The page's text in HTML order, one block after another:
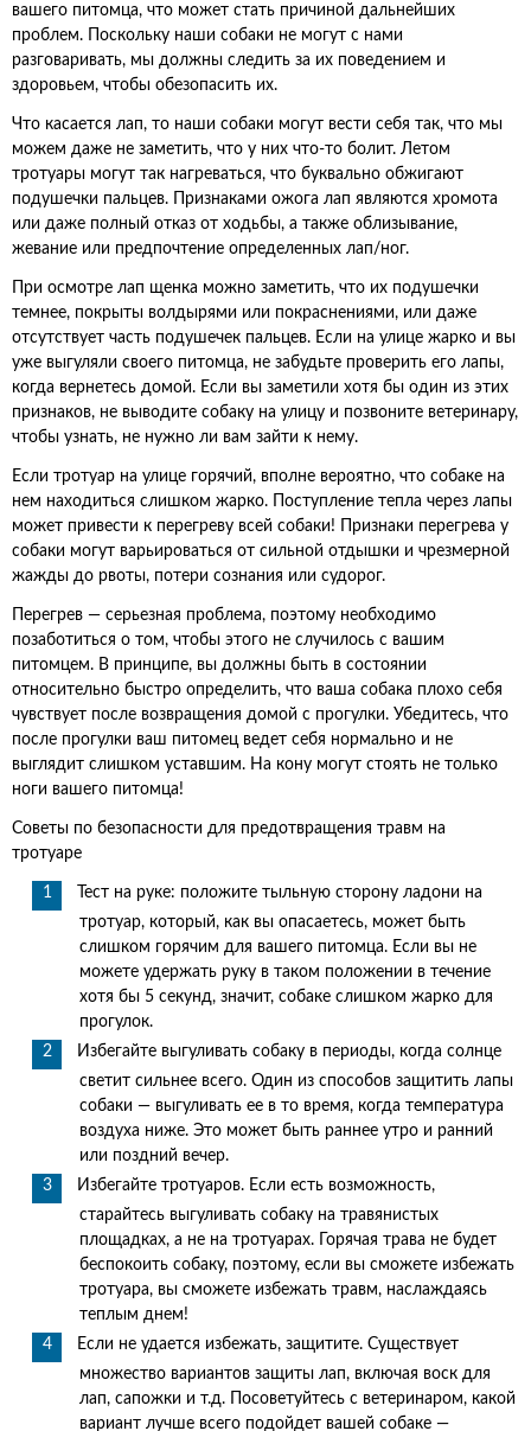
вашего питомца, что может стать причиной дальнейших
проблем. Поскольку наши собаки не могут с нами
разговаривать, мы должны следить за их поведением и
здоровьем, чтобы обезопасить их.
Что касается лап, то наши собаки могут вести себя так, что мы
можем даже не заметить, что у них что-то болит. Летом
тротуары могут так нагреваться, что буквально обжигают
подушечки пальцев. Признаками ожога лап являются хромота
или даже полный отказ от ходьбы, а также облизывание,
жевание или предпочтение определенных лап/ног.
При осмотре лап щенка можно заметить, что их подушечки
темнее, покрыты волдырями или покраснениями, или даже
отсутствует часть подушечек пальцев. Если на улице жарко и вы
уже выгуляли своего питомца, не забудьте проверить его лапы,
когда вернетесь домой. Если вы заметили хотя бы один из этих
признаков, не выводите собаку на улицу и позвоните ветеринару,
чтобы узнать, не нужно ли вам зайти к нему.
Если тротуар на улице горячий, вполне вероятно, что собаке на
нем находиться слишком жарко. Поступление тепла через лапы
может привести к перегреву всей собаки! Признаки перегрева у
собаки могут варьироваться от сильной отдышки и чрезмерной
жажды до рвоты, потери сознания или судорог.
Перегрев — серьезная проблема, поэтому необходимо
позаботиться о том, чтобы этого не случилось с вашим
питомцем. В принципе, вы должны быть в состоянии
относительно быстро определить, что ваша собака плохо себя
чувствует после возвращения домой с прогулки. Убедитесь, что
после прогулки ваш питомец ведет себя нормально и не
выглядит слишком уставшим. На кону могут стоять не только
ноги вашего питомца!
Советы по безопасности для предотвращения травм на
тротуаре
Тест на руке: положите тыльную сторону ладони на
тротуар, который, как вы опасаетесь, может быть
слишком горячим для вашего питомца. Если вы не
можете удержать руку в таком положении в течение
хотя бы 5 секунд, значит, собаке слишком жарко для
прогулок.
Избегайте выгуливать собаку в периоды, когда солнце
светит сильнее всего. Один из способов защитить лапы
собаки — выгуливать ее в то время, когда температура
воздуха ниже. Это может быть раннее утро и ранний
или поздний вечер.
Избегайте тротуаров. Если есть возможность,
старайтесь выгуливать собаку на травянистых
площадках, а не на тротуарах. Горячая трава не будет
беспокоить собаку, поэтому, если вы сможете избежать
тротуара, вы сможете избежать травм, наслаждаясь
теплым днем!
Если не удается избежать, защитите. Существует
множество вариантов защиты лап, включая воск для
лап, сапожки и т.д. Посоветуйтесь с ветеринаром, какой
вариант лучше всего подойдет вашей собаке —